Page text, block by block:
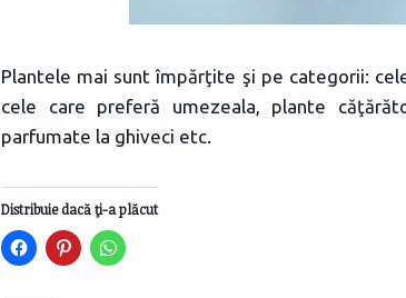
Plantele mai sunt împărţite şi pe categorii:
cele care preferă umezeala, plante
parfumate la ghiveci etc.
Distribuie dacă ţi-a plăcut